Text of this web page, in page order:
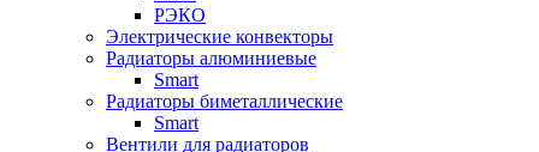
РЭКО
Электрические конвекторы
Радиаторы алюминиевые
Smart
Радиаторы биметаллические
Smart
Вентили для радиаторов